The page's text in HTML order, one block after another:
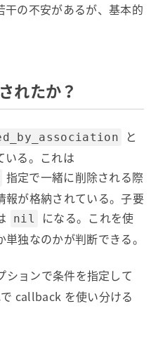
の不安があるが、基本的
れたか？
と
いる。これは
指定で一緒に削除される際
報が格納されている。子要
nil
になる。これを使
独なのかが判断できる。
ションで条件を指定して
callback を使い分ける